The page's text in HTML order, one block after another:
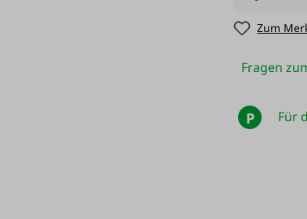
Zum
Fragen
P Für